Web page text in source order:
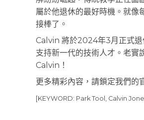
屬於他退休的最好時機。就像
接棒了。
Calvin 將於2024年3月正式
支持新一代的技術人才。老實
Calvin！
更多精彩內容，請鎖定我們的
[KEYWORD: Park Tool, Calvin